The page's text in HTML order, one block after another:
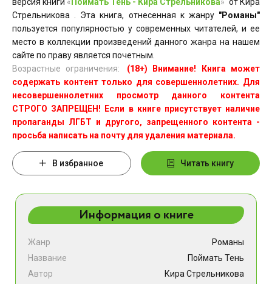
Стрельникова . Эта книга, отнесенная к жанру "Романы"
пользуется популярностью у современных читателей, и ее
место в коллекции произведений данного жанра на нашем
сайте по праву является почетным.
Возрастные ограничения:
(18+) Внимание! Книга может
содержать контент только для совершеннолетних. Для
несовершеннолетних просмотр данного контента
СТРОГО ЗАПРЕЩЕН! Если в книге присутствует наличие
пропаганды ЛГБТ и другого, запрещенного контента -
просьба написать на почту для удаления материала.
В избранное Читать книгу
Информация о книге
Жанр
Романы
Название
Поймать Тень
Автор
Кира Стрельникова